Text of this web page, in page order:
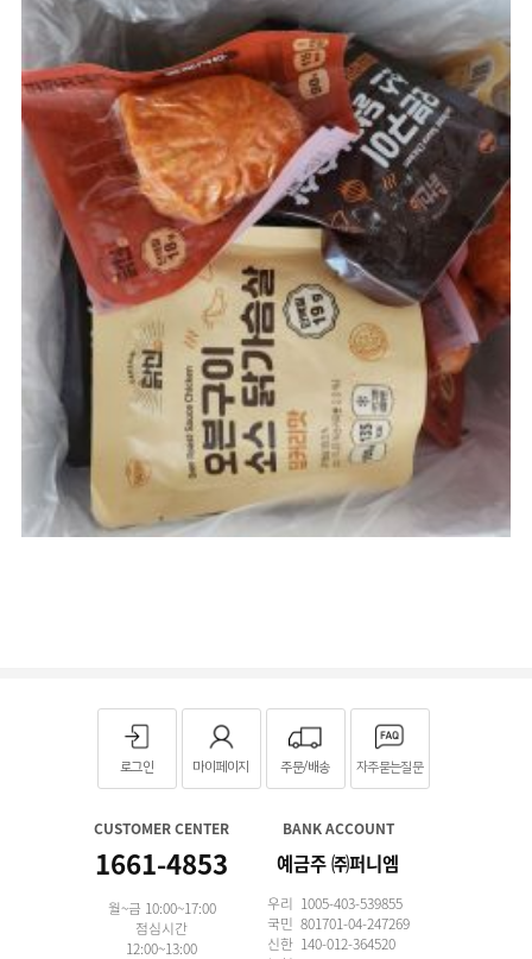
로그인 마이페이지 주문/배송 자주묻는질문
CUSTOMER CENTER
1661-4853
월~금 10:00~17:00
점심시간
12:00~13:00
BANK ACCOUNT
예금주 ㈜퍼니엠
우리 1005-403-539855
국민 801701-04-247269
신한 140-012-364520